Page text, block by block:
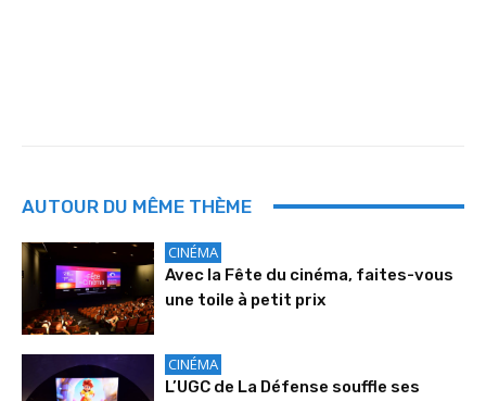
AUTOUR DU MÊME THÈME
CINÉMA
Avec la Fête du cinéma, faites-vous
une toile à petit prix
CINÉMA
L’UGC de La Défense souffle ses